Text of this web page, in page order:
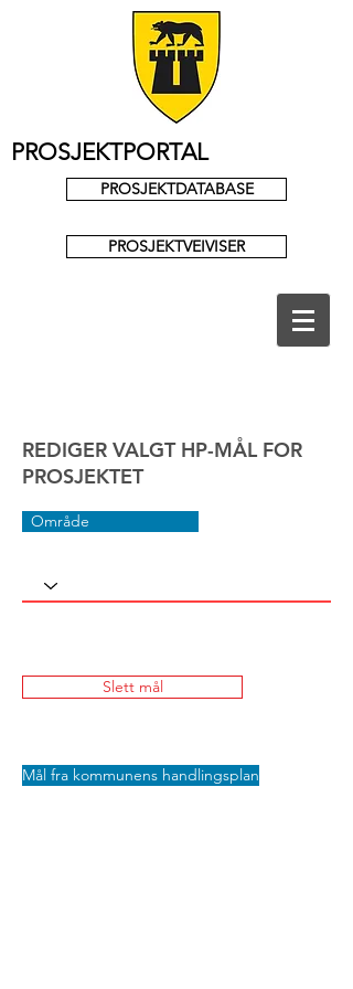
PROSJEKTPORTAL
PROSJEKTDATABASE
PROSJEKTVEIVISER
REDIGER VALGT HP-MÅL FOR
PROSJEKTET
Område
Slett mål
Mål fra kommunens handlingsplan